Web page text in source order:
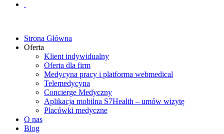
Strona Główna
Oferta
Klient indywidualny
Oferta dla firm
Medycyna pracy i platforma webmedical
Telemedycyna
Concierge Medyczny
Aplikacja mobilna S7Health – umów wizytę
Placówki medyczne
O nas
Blog